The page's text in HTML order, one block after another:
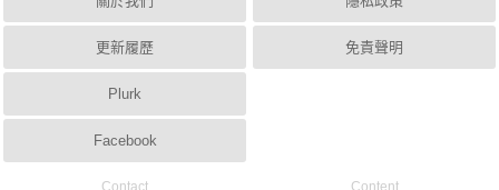
更新履歷
Plurk
Facebook
免責聲明
Contact Content